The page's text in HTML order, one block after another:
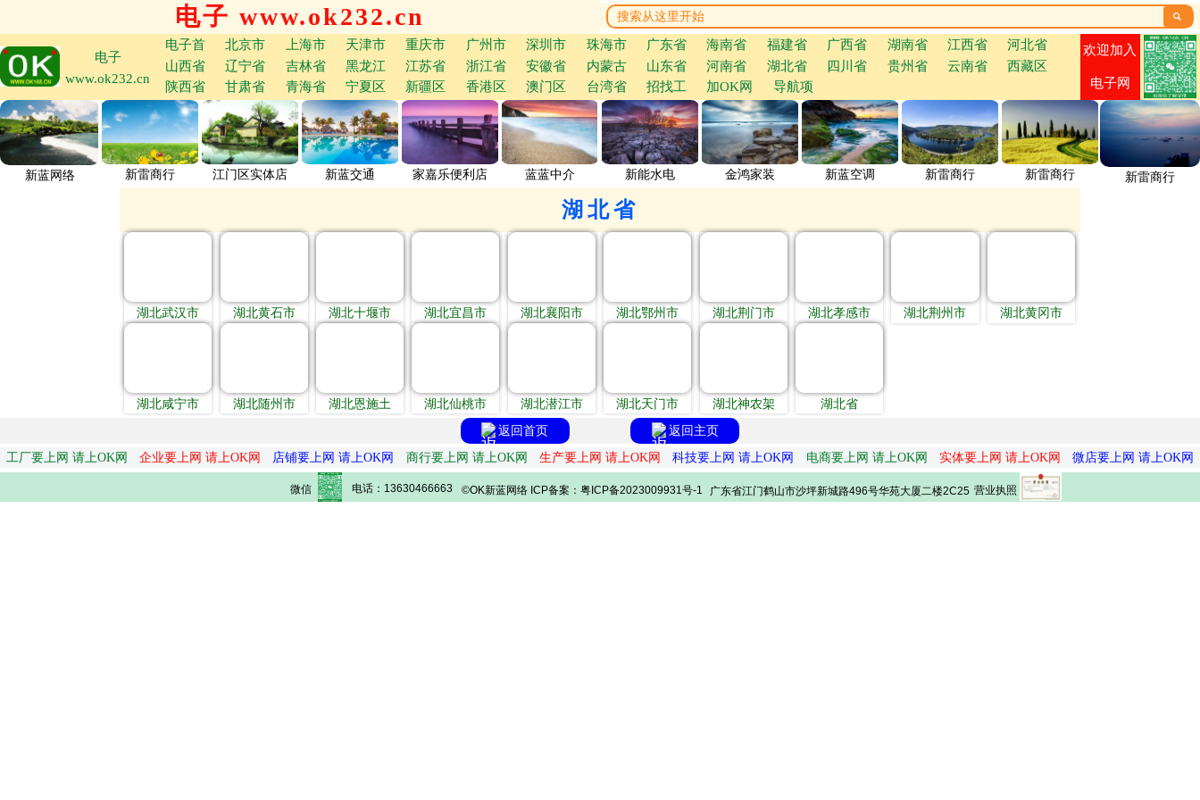
电子 www.ok232.cn 
电子
www.ok232.cn
电子首 北京市 上海市 天津市 重庆市 广州市 深圳市 珠海市 广东省 海南省 福建省 广西省 湖南省 江西省
河北省
山西省
辽宁省 吉林省 黑龙江 江苏省 浙江省 安徽省 内蒙古 山东省 河南省 湖北省 四川省 贵州省 云南省
西藏区
陕西省
甘肃省 青海省 宁夏区 新疆区 香港区 澳门区 台湾省 招找工 加OK网 导航项
欢迎加入
电子网
新蓝网络 新雷商行 江门区实体店 新蓝交通 家嘉乐便利店 蓝蓝中介 新能水电 金鸿家装 新蓝空调 新雷商行 新雷商行 新雷商行
湖北省
湖北武汉市 湖北黄石市 湖北十堰市 湖北宜昌市 湖北襄阳市 湖北鄂州市 湖北荆门市 湖北孝感市 湖北荆州市 湖北黄冈市
湖北咸宁市 湖北随州市 湖北恩施土 湖北仙桃市 湖北潜江市 湖北天门市 湖北神农架
湖北省
返回首页
返回主页
工厂要上网 请上OK网
企业要上网 请上OK网 店铺要上网 请上OK网 商行要上网 请上OK网 生产要上网 请上OK网 科技要上网 请上OK网 电商要上网 请上OK网 实体要上网 请上OK网 微店要上网 请上OK网
微信 电话：13630466663 ©OK新蓝网络 ICP备案：粤ICP备2023009931号-1 广东省江门鹤山市沙坪新城路496号华苑大厦二楼2C25 营业执照